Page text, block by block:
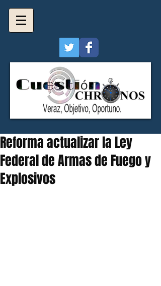
Reforma actualizar la Ley
Federal de Armas de Fuego y
Explosivos